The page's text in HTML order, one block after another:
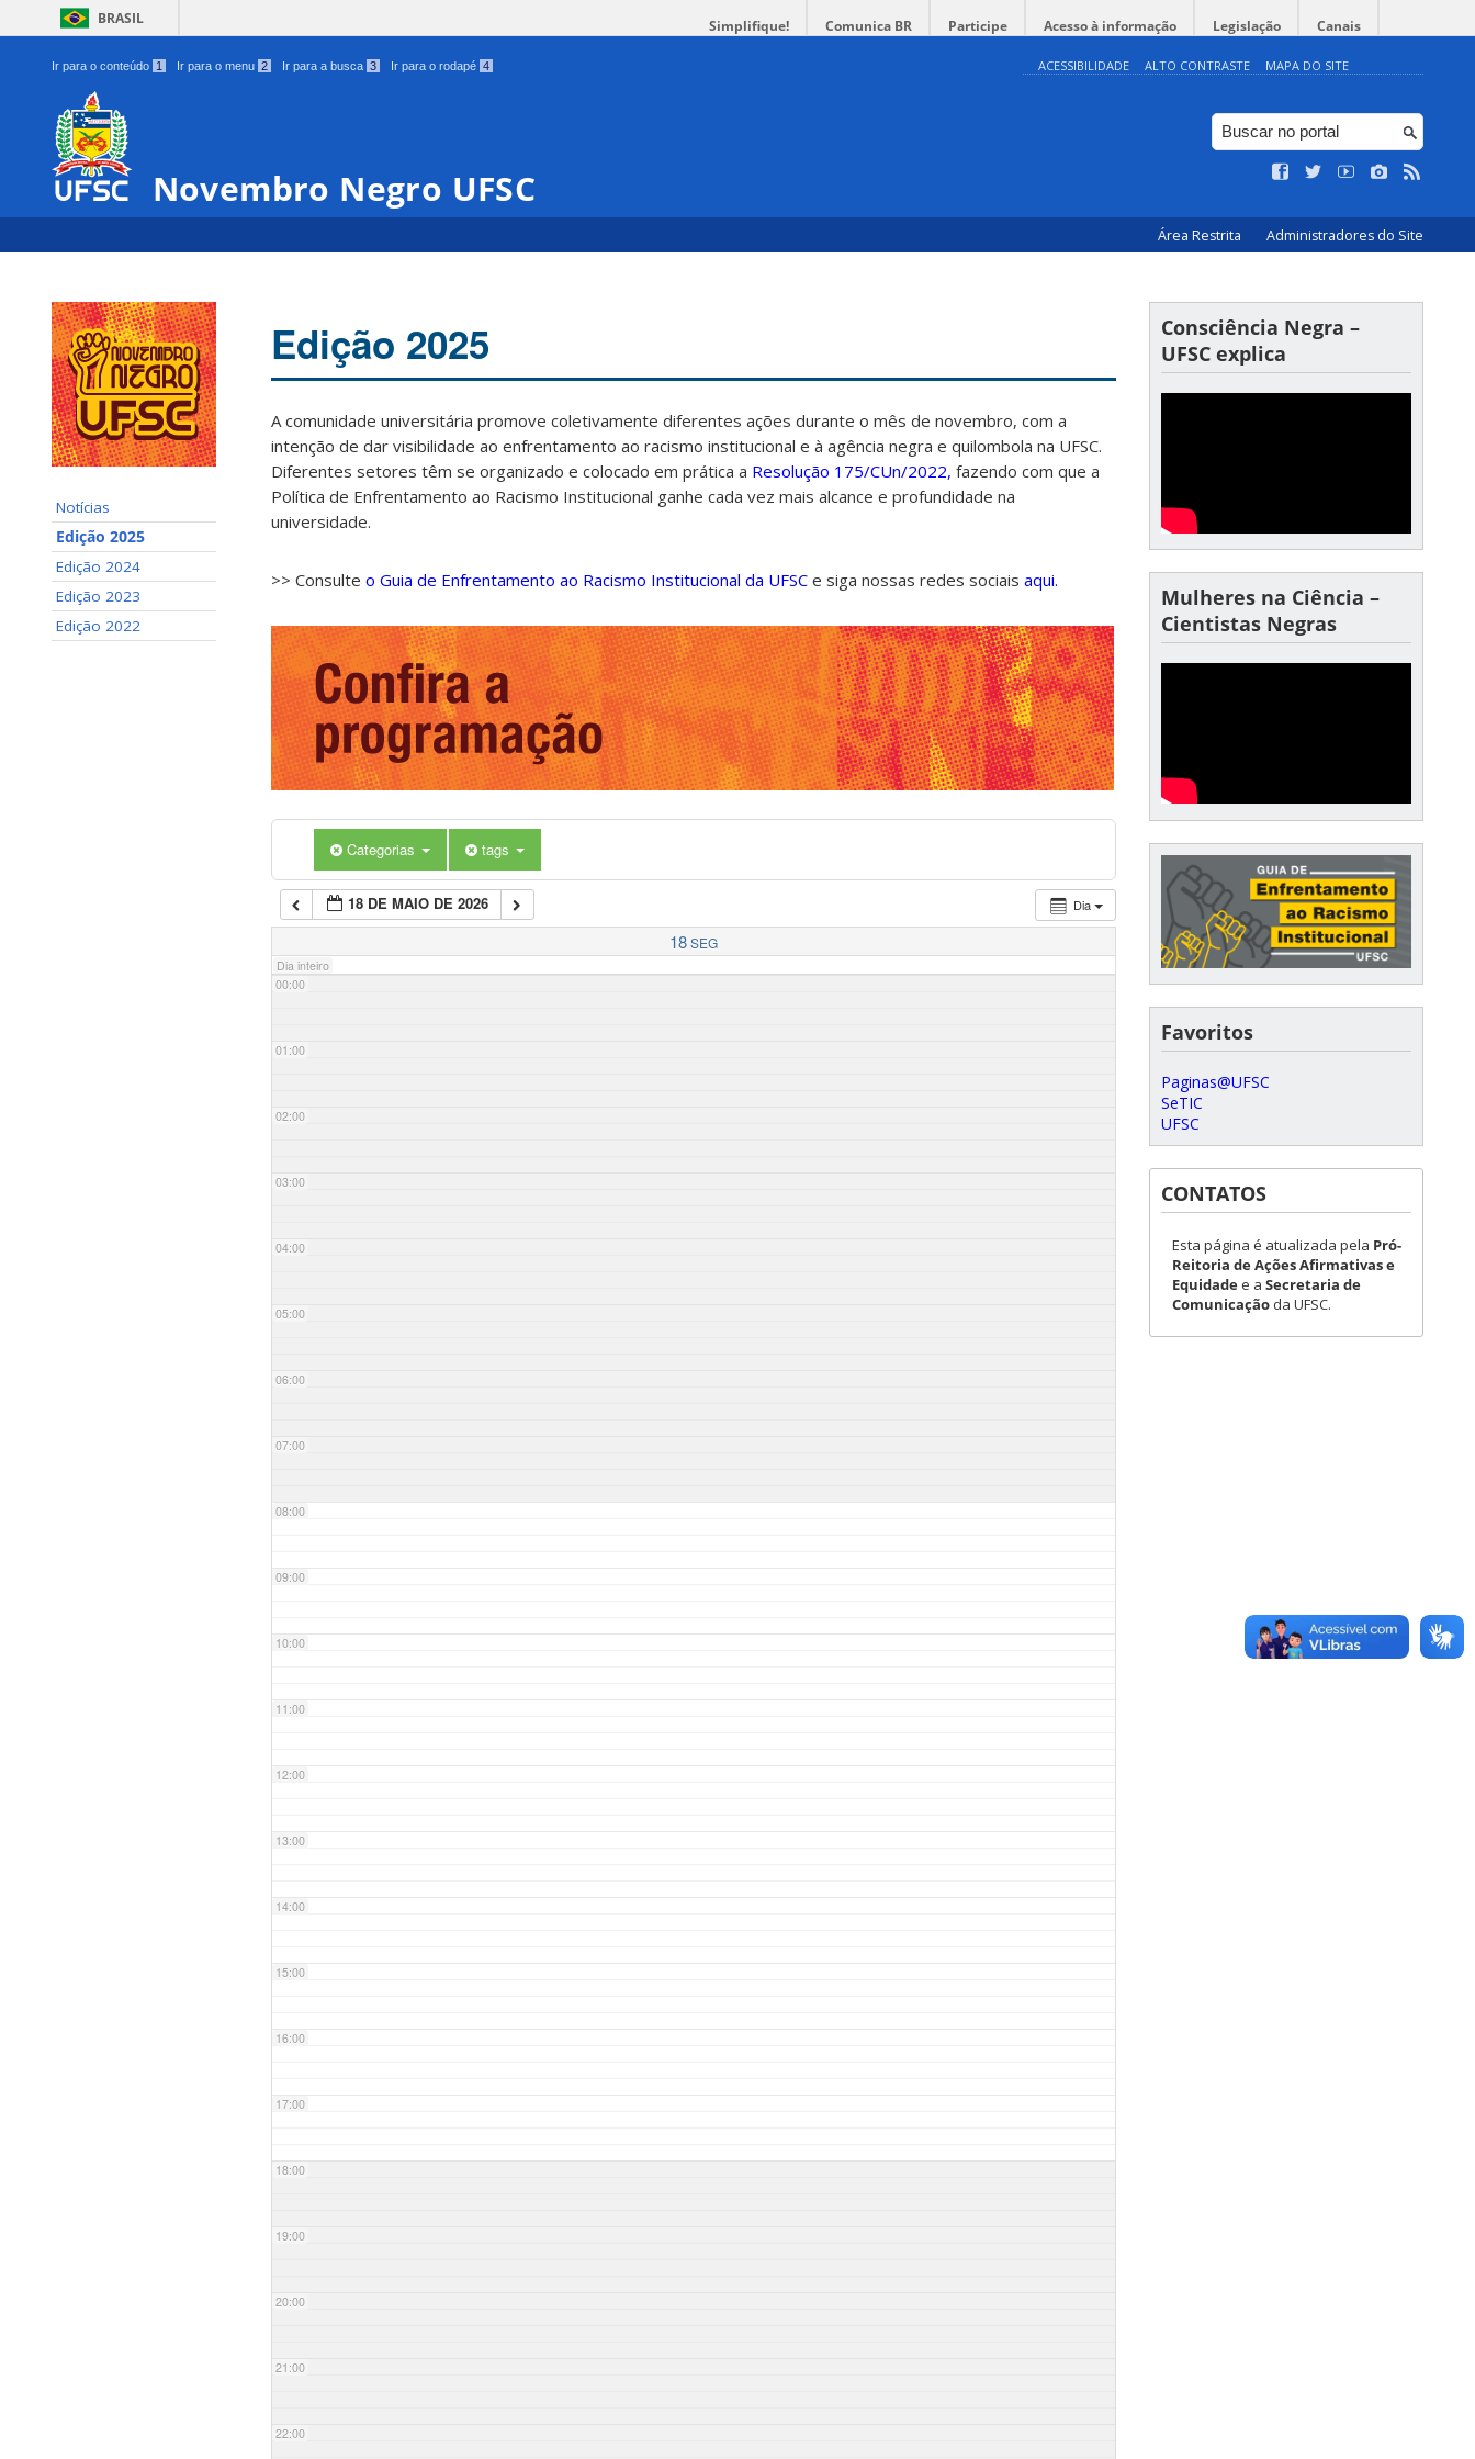
BRASIL Simplifique! Comunica BR Participe Acesso à informação Legislação Canais
Ir para o conteúdo 1 Ir para o menu 2 Ir para a busca 3 Ir para o rodapé 4 ACESSIBILIDADE ALTO CONTRASTE MAPA DO SITE
Novembro Negro UFSC
Área Restrita Administradores do Site
Notícias
Edição 2025
Edição 2024
Edição 2023
Edição 2022
Edição 2025
A comunidade universitária promove coletivamente diferentes ações durante o mês de novembro, com a
intenção de dar visibilidade ao enfrentamento ao racismo institucional e à agência negra e quilombola na UFSC.
Diferentes setores têm se organizado e colocado em prática a Resolução 175/CUn/2022, fazendo com que a
Política de Enfrentamento ao Racismo Institucional ganhe cada vez mais alcance e profundidade na
universidade.
>> Consulte o Guia de Enfrentamento ao Racismo Institucional da UFSC e siga nossas redes sociais aqui.
Categorias tags
Dia
18 DE MAIO DE 2026
18SEG
Dia inteiro
00:00
01:00
02:00
03:00
04:00
05:00
06:00
07:00
08:00
09:00
10:00
11:00
12:00
13:00
14:00
15:00
16:00
17:00
18:00
19:00
20:00
21:00
22:00
Consciência Negra –
UFSC explica
Mulheres na Ciência –
Cientistas Negras
Favoritos
Paginas@UFSC
SeTIC
UFSC
CONTATOS
Esta página é atualizada pela Pró-
Reitoria de Ações Afirmativas e
Equidadee a Secretaria de
Comunicação da UFSC.